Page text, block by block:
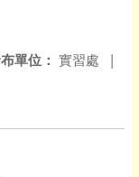
單位： 實習處 |